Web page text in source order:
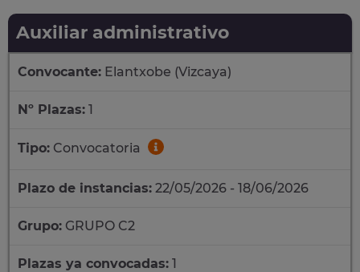
Auxiliar administrativo
Convocante: Elantxobe (Vizcaya)
Nº Plazas: 1
Tipo: Convocatoria
Plazo de instancias: 22/05/2026 - 18/06/2026
Grupo: GRUPO C2
Plazas ya convocadas: 1